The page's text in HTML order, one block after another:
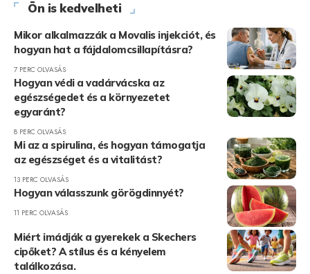
Ön is kedvelheti
Mikor alkalmazzák a Movalis injekciót, és
hogyan hat a fájdalomcsillapításra?
7 PERC OLVASÁS
Hogyan védi a vadárvácska az
egészségedet és a környezetet
egyaránt?
8 PERC OLVASÁS
Mi az a spirulina, és hogyan támogatja
az egészséget és a vitalitást?
13 PERC OLVASÁS
Hogyan válasszunk görögdinnyét?
11 PERC OLVASÁS
Miért imádják a gyerekek a Skechers
cipőket? A stílus és a kényelem
találkozása.